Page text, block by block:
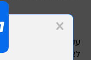
עקב כך, העלו